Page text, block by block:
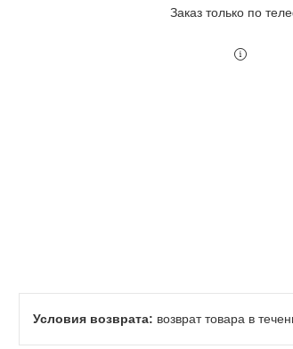
Заказ только по
возврат товара в